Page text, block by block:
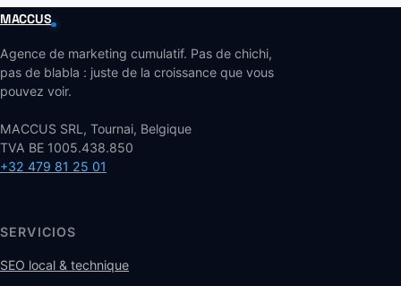
MACCUS
Agence de marketing cumulatif. Pas de chichi,
pas de blabla : juste de la croissance que vous
pouvez voir.
MACCUS SRL, Tournai, Belgique
TVA BE 1005.438.850
+32 479 81 25 01
SERVICIOS
SEO local & technique